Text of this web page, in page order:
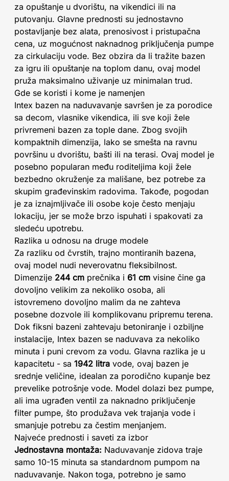
za opuštanje u dvorištu, na vikendici ili na
putovanju. Glavne prednosti su jednostavno
postavljanje bez alata, prenosivost i pristupačna
cena, uz mogućnost naknadnog priključenja pumpe
za cirkulaciju vode. Bez obzira da li tražite bazen
za igru ili opuštanje na toplom danu, ovaj model
pruža maksimalno uživanje uz minimalan trud.
Gde se koristi i kome je namenjen
Intex bazen na naduvavanje savršen je za porodice
sa decom, vlasnike vikendica, ili sve koji žele
privremeni bazen za tople dane. Zbog svojih
kompaktnih dimenzija, lako se smešta na ravnu
površinu u dvorištu, bašti ili na terasi. Ovaj model je
posebno popularan među roditeljima koji žele
bezbedno okruženje za mališane, bez potrebe za
skupim građevinskim radovima. Takođe, pogodan
je za iznajmljivače ili osobe koje često menjaju
lokaciju, jer se može brzo ispuhati i spakovati za
sledeću upotrebu.
Razlika u odnosu na druge modele
Za razliku od čvrstih, trajno montiranih bazena,
ovaj model nudi neverovatnu fleksibilnost.
Dimenzije 244 cm prečnika i 61 cm visine čine ga
dovoljno velikim za nekoliko osoba, ali
istovremeno dovoljno malim da ne zahteva
posebne dozvole ili komplikovanu pripremu terena.
Dok fiksni bazeni zahtevaju betoniranje i ozbiljne
instalacije, Intex bazen se naduvava za nekoliko
minuta i puni crevom za vodu. Glavna razlika je u
kapacitetu - sa 1942 litra vode, ovaj bazen je
srednje veličine, idealan za porodično kupanje bez
prevelike potrošnje vode. Model dolazi bez pumpe,
ali ima ugrađen ventil za naknadno priključenje
filter pumpe, što produžava vek trajanja vode i
smanjuje potrebu za čestim menjanjem.
Najveće prednosti i saveti za izbor
Jednostavna montaža: Naduvavanje zidova traje
samo 10-15 minuta sa standardnom pumpom na
naduvavanje. Nakon toga, potrebno je samo